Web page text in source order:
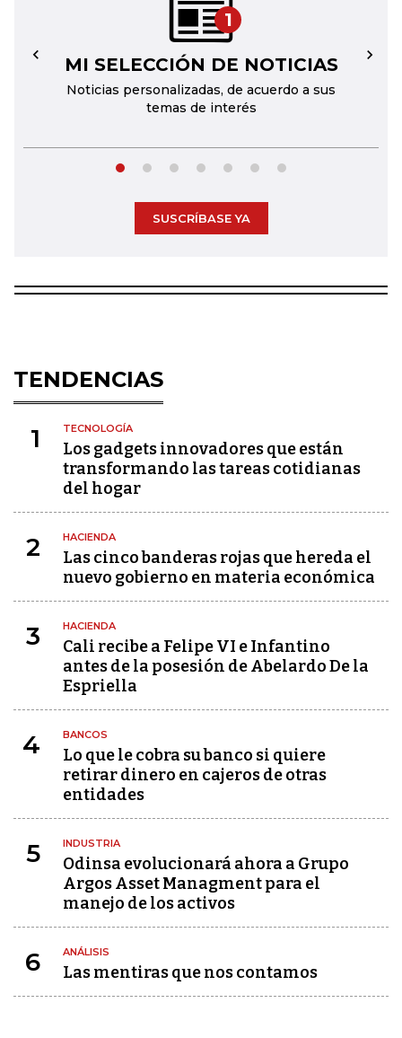
1
MI SELECCIÓN DE NOTICIAS
Noticias personalizadas, de acuerdo a sus
temas de interés
← →
SUSCRÍBASE YA
TENDENCIAS
1 TECNOLOGÍA
Los gadgets innovadores que están
transformando las tareas cotidianas
del hogar
2 HACIENDA
Las cinco banderas rojas que hereda el
nuevo gobierno en materia económica
3 HACIENDA
Cali recibe a Felipe VI e Infantino
antes de la posesión de Abelardo De la
Espriella
4 BANCOS
Lo que le cobra su banco si quiere
retirar dinero en cajeros de otras
entidades
5 INDUSTRIA
Odinsa evolucionará ahora a Grupo
Argos Asset Managment para el
manejo de los activos
6 ANÁLISIS
Las mentiras que nos contamos